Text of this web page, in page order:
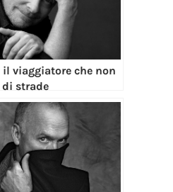
il viaggiatore che non
di strade